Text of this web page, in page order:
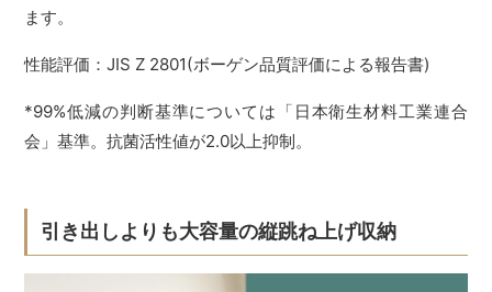
ます。
性能評価：JIS Z 2801(ボーゲン品質評価による報告書)
*99%低減の判断基準については「日本衛生材料工業連合
会」基準。抗菌活性値が2.0以上抑制。
引き出しよりも大容量の縦跳ね上げ収納